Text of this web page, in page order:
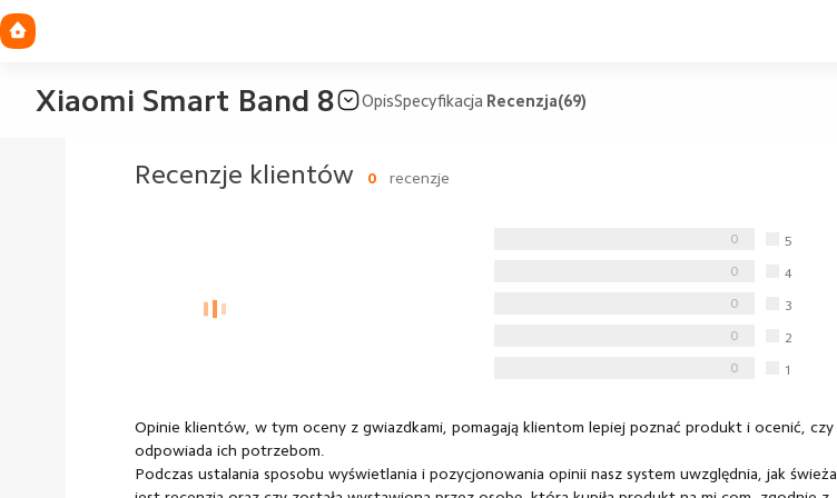
Xiaomi Smart Band 8 OpisSpecyfikacja Recenzja(69)
Recenzje klientów 0 recenzje
0
5
0
4
0
3
0
2
0
1
Opinie klientów, w tym oceny z gwiazdkami, pomagają klientom lepiej poznać produkt i ocenić, czy
odpowiada ich potrzebom.
Podczas ustalania sposobu wyświetlania i pozycjonowania opinii nasz system uwzględnia, jak świeża